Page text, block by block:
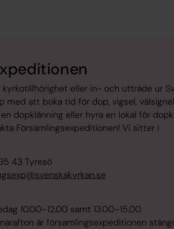
kyrkotillhörighet eller in- och utträde ur
med att boka tid för dop, vigsel,
dopklänning eller hyra en lokal för
Församlingsexpeditionen! Vi sitter i
43 Tyresö
10.00–12.00 samt 13.00–15.00.
är församlingsexpeditionen